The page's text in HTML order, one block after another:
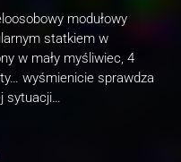
modułowy
statkiem w
w mały myśliwiec, 4
wyśmienicie sprawdza
sytuacji…